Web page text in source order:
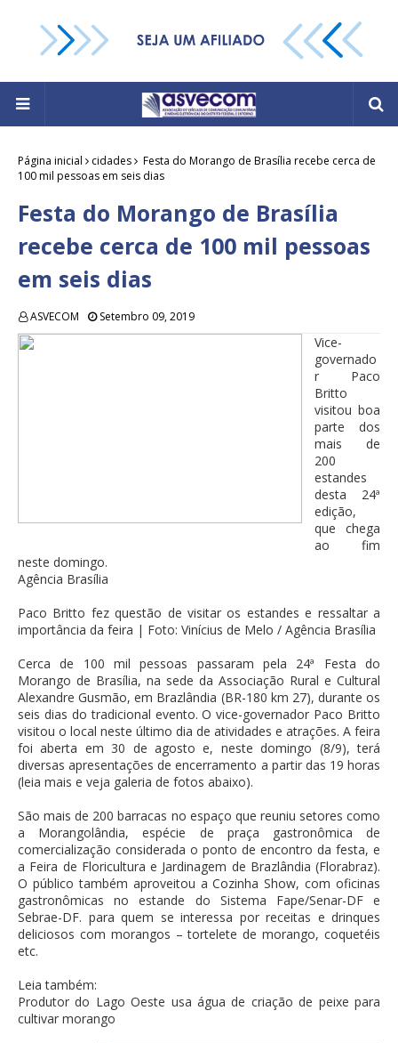
Página inicial cidades
Festa do Morango de Brasília recebe cerca de
100 mil pessoas em seis dias
Festa do Morango de Brasília
recebe cerca de 100 mil pessoas
em seis dias
ASVECOM Setembro 09, 2019
Vice-
governado
r Paco
Britto
visitou boa
parte dos
mais de
200
estandes
desta 24ª
edição,
que chega
ao fim
neste domingo.
Agência Brasília
Paco Britto fez questão de visitar os estandes e ressaltar a
importância da feira | Foto: Vinícius de Melo / Agência Brasília
Cerca de 100 mil pessoas passaram pela 24ª Festa do
Morango de Brasília, na sede da Associação Rural e Cultural
Alexandre Gusmão, em Brazlândia (BR-180 km 27), durante os
seis dias do tradicional evento. O vice-governador Paco Britto
visitou o local neste último dia de atividades e atrações. A feira
foi aberta em 30 de agosto e, neste domingo (8/9), terá
diversas apresentações de encerramento a partir das 19 horas
(leia mais e veja galeria de fotos abaixo).
São mais de 200 barracas no espaço que reuniu setores como
a Morangolândia, espécie de praça gastronômica de
comercialização considerada o ponto de encontro da festa, e
a Feira de Floricultura e Jardinagem de Brazlândia (Florabraz).
O público também aproveitou a Cozinha Show, com oficinas
gastronômicas no estande do Sistema Fape/Senar-DF e
Sebrae-DF. para quem se interessa por receitas e drinques
deliciosos com morangos – tortelete de morango, coquetéis
etc.
Leia também:
Produtor do Lago Oeste usa água de criação de peixe para
cultivar morango